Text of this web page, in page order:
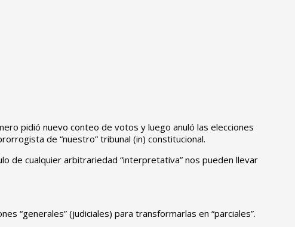
pidió nuevo conteo de votos y luego anuló las elecciones
de “nuestro” tribunal (in) constitucional.
de cualquier arbitrariedad “interpretativa” nos pueden llevar
“generales” (judiciales) para transformarlas en “parciales”.